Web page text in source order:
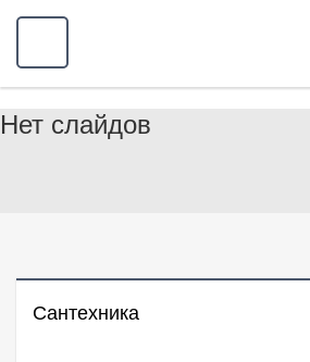
Нет слайдов
Сантехника